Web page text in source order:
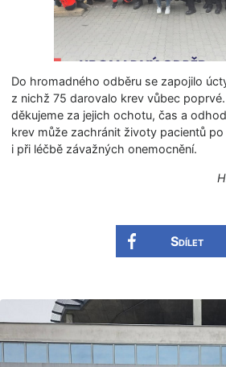
Do hromadného odběru se zapojilo
z nichž 75 darovalo krev vůbec
děkujeme za jejich ochotu, čas a
krev může zachránit životy pacientů
i při léčbě závažných onemocnění.
Sdílet